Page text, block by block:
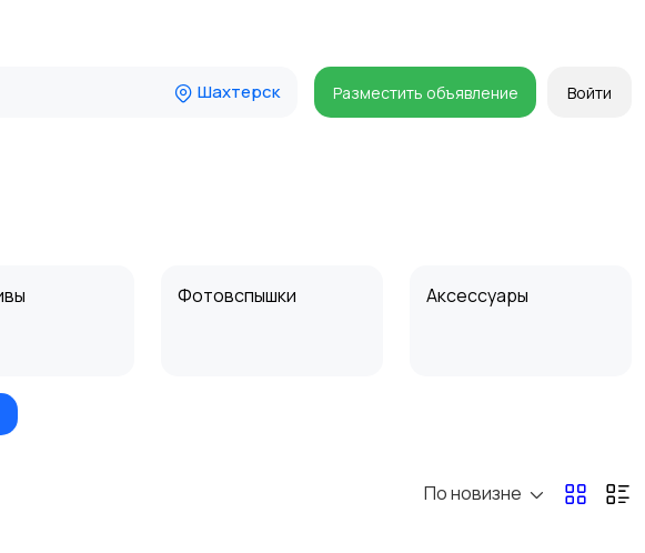
Шахтерск Разместить объявление Войти
Фотовспышки Аксессуары
По новизне